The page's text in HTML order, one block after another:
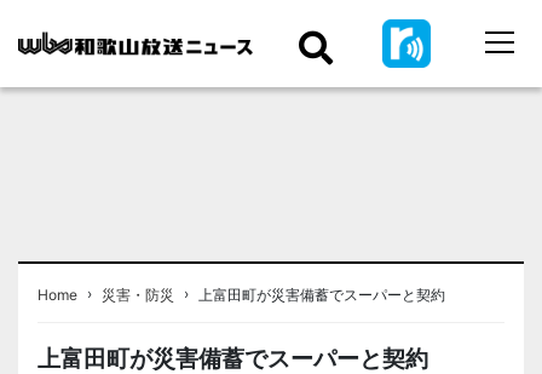
Home › 災害・防災 › 上富田町が災害備蓄でスーパーと契約
上富田町が災害備蓄でスーパーと契約